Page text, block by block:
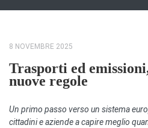
8 NOVEMBRE 2025
Trasporti ed
nuove regole
Un primo passo verso un sistema
cittadini e aziende a capire meglio